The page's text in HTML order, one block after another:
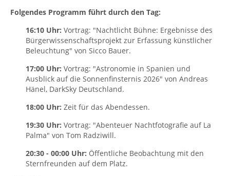
Folgendes Programm führt durch den Tag:
16:10 Uhr: Vortrag: "Nachtlicht Bühne: Ergebnisse des
Bürgerwissenschaftsprojekt zur Erfassung künstlicher
Beleuchtung" von Sicco Bauer.
17:00 Uhr: Vortrag: "Astronomie in Spanien und
Ausblick auf die Sonnenfinsternis 2026" von Andreas
Hänel, DarkSky Deutschland.
18:00 Uhr: Zeit für das Abendessen.
19:30 Uhr: Vortrag: "Abenteuer Nachtfotografie auf La
Palma" von Tom Radziwill.
20:30 - 00:00 Uhr: Öffentliche Beobachtung mit den
Sternfreunden auf dem Platz.